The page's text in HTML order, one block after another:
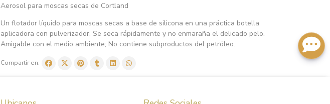
Aerosol para moscas secas de Cortland
Un flotador líquido para moscas secas a base de silicona en una práctica botella
aplicadora con pulverizador. Se seca rápidamente y no enmaraña el delicado pelo.
Amigable con el medio ambiente; No contiene subproductos del petróleo.
Compartir en: